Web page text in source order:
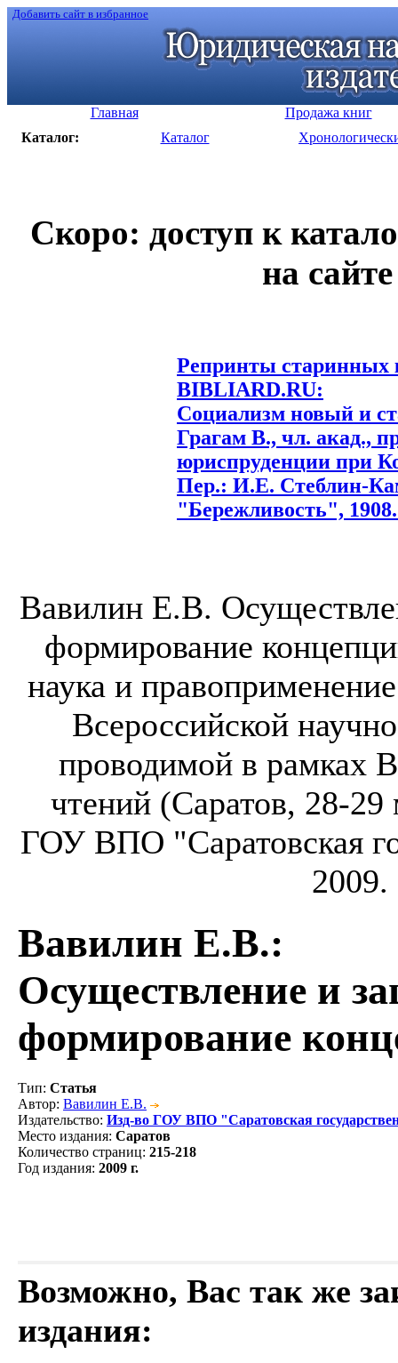
Добавить сайт в избранное
Главная
Продажа книг
Каталог:
Каталог
Скоро: доступ к
на
Репринты старинных
BIBLIARD.RU:
Социализм новый и
Грагам В., чл. акад.,
юриспруденции при
Пер.: И.Е. Стеблин-
"Бережливость", 1908.
Вавилин Е.В.
формирование
наука и
Всероссийской
проводимой в рамках
чтений (Саратов, 28-
ГОУ ВПО "Саратовская
Вавилин Е.В.:
Осуществление и
формирование
Тип: Статья
Автор: Вавилин Е.В.
Издательство: Изд-во ГОУ ВПО "Саратовская
Место издания: Саратов
Количество страниц: 215-218
Год издания: 2009 г.
Возможно, Вас так же
издания: